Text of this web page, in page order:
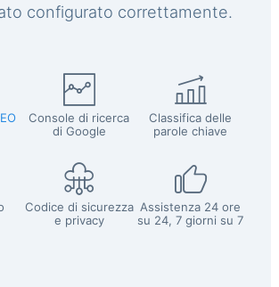
configurato correttamente.
Console di ricerca
di Google
Classifica delle
parole chiave
Codice di sicurezza
e privacy
Assistenza 24 ore
su 24, 7 giorni su 7